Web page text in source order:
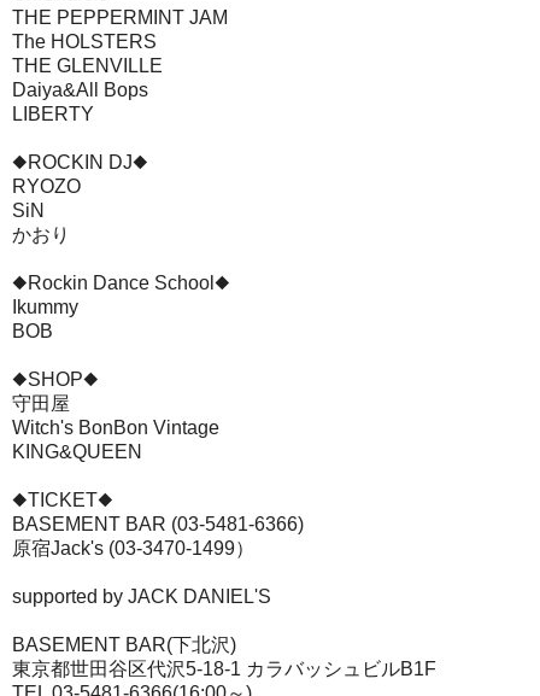
THE PEPPERMINT JAM
The HOLSTERS
THE GLENVILLE
Daiya&All Bops
LIBERTY
◆ROCKIN DJ◆
RYOZO
SiN
かおり
◆Rockin Dance School◆
Ikummy
BOB
◆SHOP◆
守田屋
Witch's BonBon Vintage
KING&QUEEN
◆TICKET◆
BASEMENT BAR (03-5481-6366)
原宿Jack's (03-3470-1499）
supported by JACK DANIEL'S
BASEMENT BAR(下北沢)
東京都世田谷区代沢5-18-1 カラバッシュビルB1F